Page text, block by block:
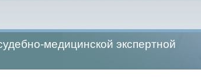
медицинской экспертной